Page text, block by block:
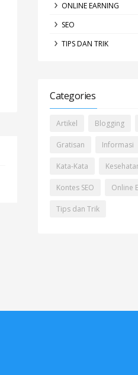
ONLINE EARNING
SEO
TIPS DAN TRIK
Categories
Artikel Blogging
Gratisan Informasi
Kata-Kata
Kontes SEO Online
Tips dan Trik